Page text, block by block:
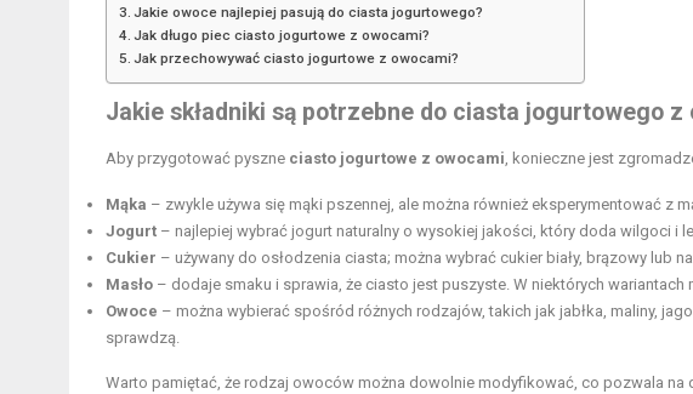
Jakie owoce najlepiej pasują do ciasta jogurtowego?
Jak długo piec ciasto jogurtowe z owocami?
Jak przechowywać ciasto jogurtowe z owocami?
Jakie składniki są potrzebne do ciasta jogurtowego z
Aby przygotować pyszne ciasto jogurtowe z owocami, konieczne jest
Mąka – zwykle używa się mąki pszennej, ale można również eksperymentować z
Jogurt – najlepiej wybrać jogurt naturalny o wysokiej jakości, który doda wilgoci i
Cukier – używany do osłodzenia ciasta; można wybrać cukier biały, brązowy lub
Masło – dodaje smaku i sprawia, że ciasto jest puszyste. W niektórych wariantach
Owoce – można wybierać spośród różnych rodzajów, takich jak jabłka, maliny,
sprawdzą.
Warto pamiętać, że rodzaj owoców można dowolnie modyfikować, co pozwala